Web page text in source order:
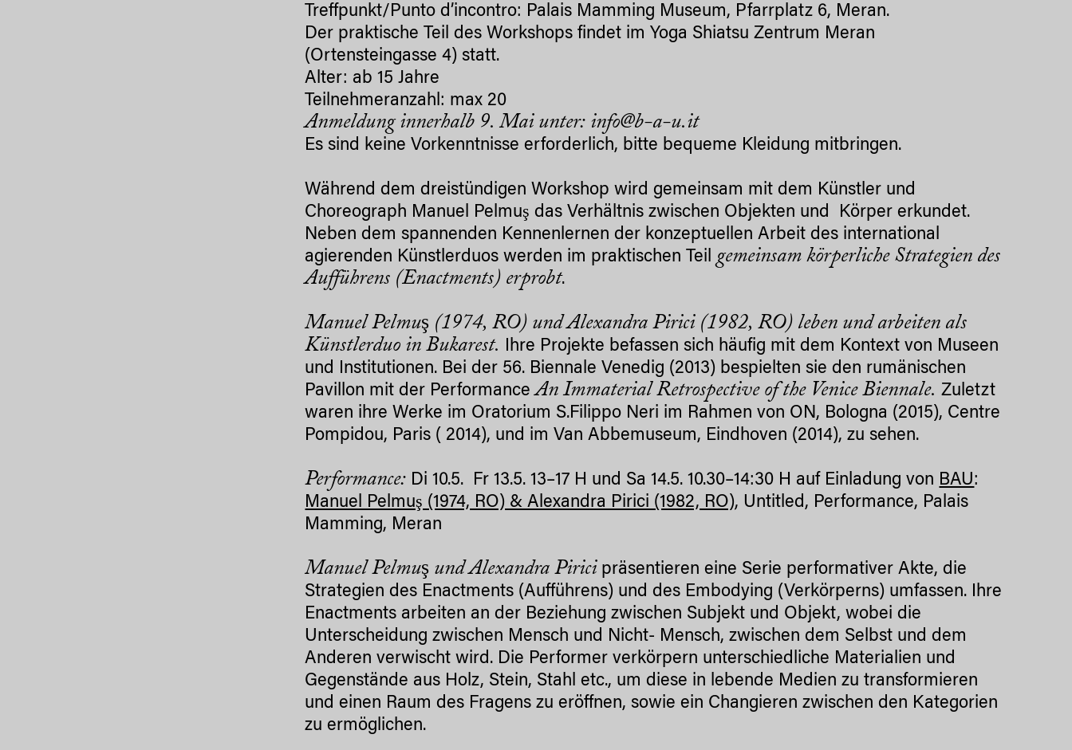
Treffpunkt/Punto d’incontro: Palais Mamming Museum, Pfarrplatz 6, Meran.
Der praktische Teil des Workshops findet im Yoga Shiatsu Zentrum Meran
(Ortensteingasse 4) statt.
Alter: ab 15 Jahre
Teilnehmeranzahl: max 20
Anmeldung innerhalb 9. Mai unter: info@b-a-u.it
Es sind keine Vorkenntnisse erforderlich, bitte bequeme Kleidung mitbringen.
Während dem dreistündigen Workshop wird gemeinsam mit dem Künstler und
Choreograph Manuel Pelmuş das Verhältnis zwischen Objekten und Körper erkundet.
Neben dem spannenden Kennenlernen der konzeptuellen Arbeit des international
agierenden Künstlerduos werden im praktischen Teil gemeinsam körperliche Strategien des
Aufführens (Enactments) erprobt.
Manuel Pelmuş (1974, RO) und Alexandra Pirici (1982, RO) leben und arbeiten als
Künstlerduo in Bukarest. Ihre Projekte befassen sich häufig mit dem Kontext von Museen
und Institutionen. Bei der 56. Biennale Venedig (2013) bespielten sie den rumänischen
Pavillon mit der PerformanceAn Immaterial Retrospective of the Venice Biennale.Zuletzt
waren ihre Werke im Oratorium S.Filippo Neri im Rahmen von ON, Bologna (2015), Centre
Pompidou, Paris ( 2014), und im Van Abbemuseum, Eindhoven (2014), zu sehen.
Performance: Di 10.5. Fr 13.5. 13–17 H und Sa 14.5. 10.30–14:30 H auf Einladung von BAU:
Manuel Pelmuş (1974, RO) & Alexandra Pirici (1982, RO), Untitled, Performance, Palais
Mamming, Meran
Manuel Pelmuş und Alexandra Pirici präsentieren eine Serie performativer Akte, die
Strategien des Enactments (Aufführens) und des Embodying (Verkörperns) umfassen. Ihre
Enactments arbeiten an der Beziehung zwischen Subjekt und Objekt, wobei die
Unterscheidung zwischen Mensch und Nicht- Mensch, zwischen dem Selbst und dem
Anderen verwischt wird. Die Performer verkörpern unterschiedliche Materialien und
Gegenstände aus Holz, Stein, Stahl etc., um diese in lebende Medien zu transformieren
und einen Raum des Fragens zu eröffnen, sowie ein Changieren zwischen den Kategorien
zu ermöglichen.